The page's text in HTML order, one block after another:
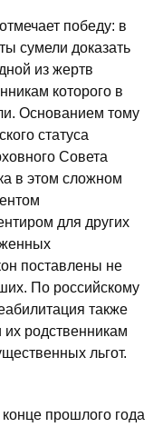
победу: в
сумели доказать
из жертв
которого в
Основанием тому
статуса
Совета
в этом сложном
для других
поставлены не
По российскому
также
родственникам
льгот.
прошлого года